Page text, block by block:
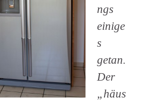
ngs
einige
s
getan.
Der
„häus